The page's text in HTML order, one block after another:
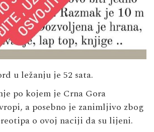
u ležanju je 52 sata.
po kojem je Crna Gora
a posebno je zanimljivo zbog
o ovoj naciji da su lijeni.